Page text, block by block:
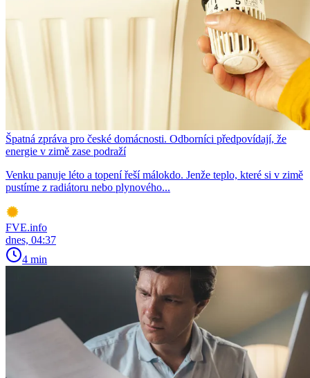
Špatná zpráva pro české domácnosti. Odborníci předpovídají, že
energie v zimě zase podraží
Venku panuje léto a topení řeší málokdo. Jenže teplo, které si v zimě
pustíme z radiátoru nebo plynového...
FVE.info
dnes, 04:37
4 min